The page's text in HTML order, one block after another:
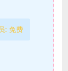
: 免费